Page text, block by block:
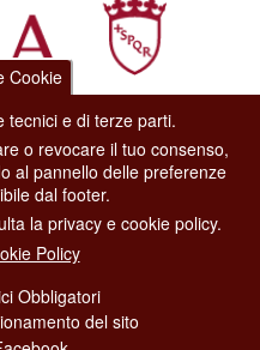
Sport, Turismo e Moda.
TEL. 06 06 08
Cookie
tecnici e di terze parti.
o revocare il tuo consenso,
al pannello delle preferenze
dal footer.
la privacy e cookie policy.
Policy
Obbligatori
del sito